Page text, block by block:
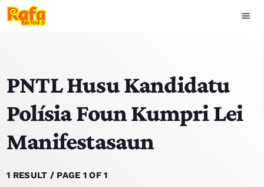
menu
play_arrow OUVIR RAFA
HOME
NOTISIA
PNTL Husu Kandidatu
Polísia Foun Kumpri Lei
Manifestasaun
1 RESULT / PAGE 1 OF 1